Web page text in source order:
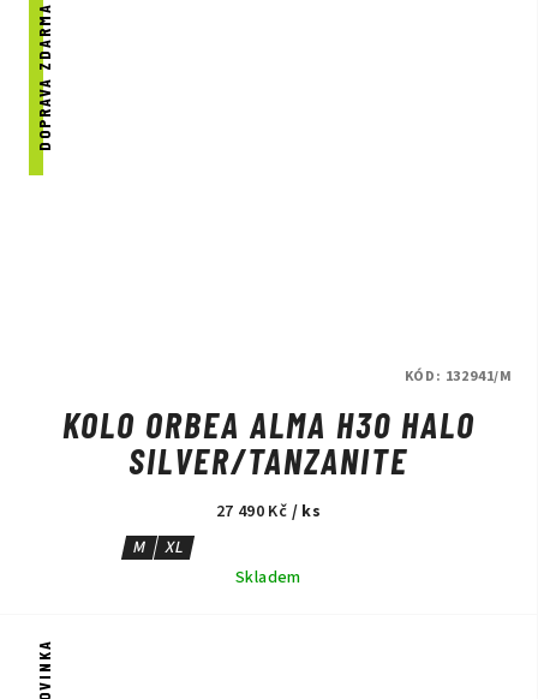
DOPRAVA ZDARMA
KOLO ORBEA ALMA H30 HALO
SILVER/TANZANITE
27 490 Kč / ks
M
XL
Skladem
KÓD: 132941/M
NOVINKA